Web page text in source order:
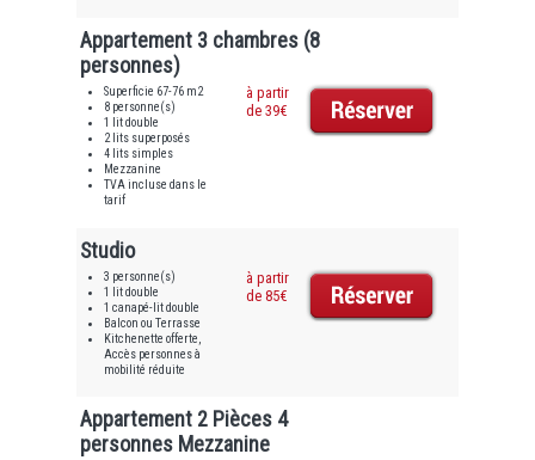
Appartement 3 chambres (8
personnes)
Superficie 67-76 m2
8 personne(s)
1 lit double
2 lits superposés
4 lits simples
Mezzanine
TVA incluse dans le
tarif
à partir
de 39€
Studio
3 personne(s)
1 lit double
1 canapé-lit double
Balcon ou Terrasse
Kitchenette offerte,
Accès personnes à
mobilité réduite
à partir
de 85€
Appartement 2 Pièces 4
personnes Mezzanine